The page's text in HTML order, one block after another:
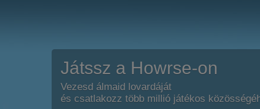
Játssz a Howrse-on
Vezesd álmaid lovardáját
és csatlakozz több millió játékos